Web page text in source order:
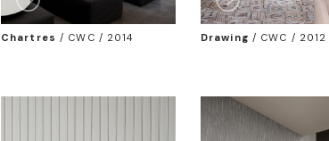
Chartres / CWC / 2014 Drawing / CWC / 2012